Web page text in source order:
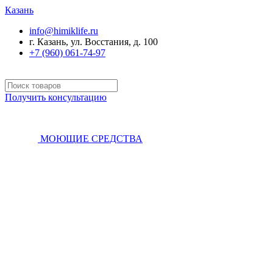
Казань
info@himiklife.ru
г. Казань, ул. Восстания, д. 100
+7 (960) 061-74-97
Получить консультацию
МОЮЩИЕ СРЕДСТВА